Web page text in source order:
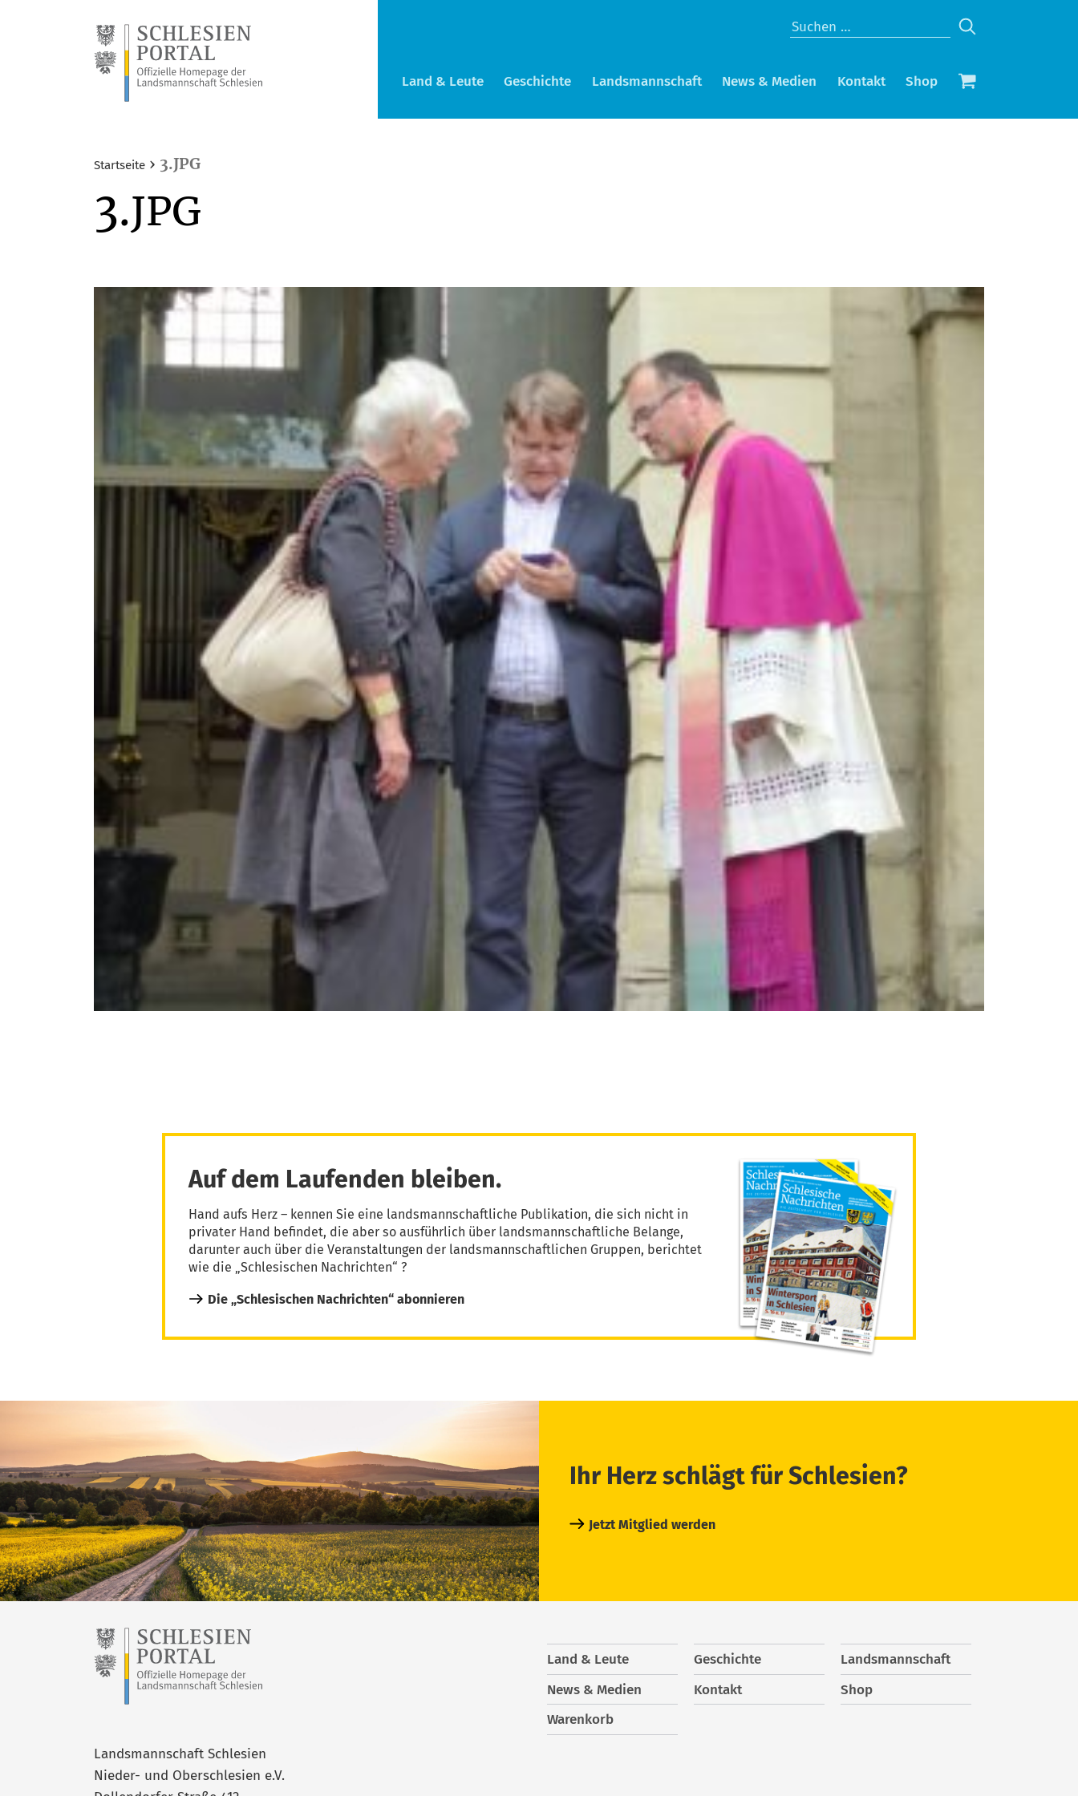
Land & Leute Geschichte Landsmannschaft News & Medien Kontakt Shop
Startseite › 3.JPG
3.JPG
Auf dem Laufenden bleiben.
Hand aufs Herz – kennen Sie eine landsmannschaftliche Publikation, die sich nicht in
privater Hand befindet, die aber so ausführlich über landsmannschaftliche Belange,
darunter auch über die Veranstaltungen der landsmannschaftlichen Gruppen, berichtet
wie die „Schlesischen Nachrichten“ ?
Die „Schlesischen Nachrichten“ abonnieren
Ihr Herz schlägt für Schlesien?
Jetzt Mitglied werden
Landsmannschaft Schlesien
Nieder- und Oberschlesien e.V.
Land & Leute Geschichte
Landsmannschaft
News & Medien
Kontakt
Shop
Warenkorb